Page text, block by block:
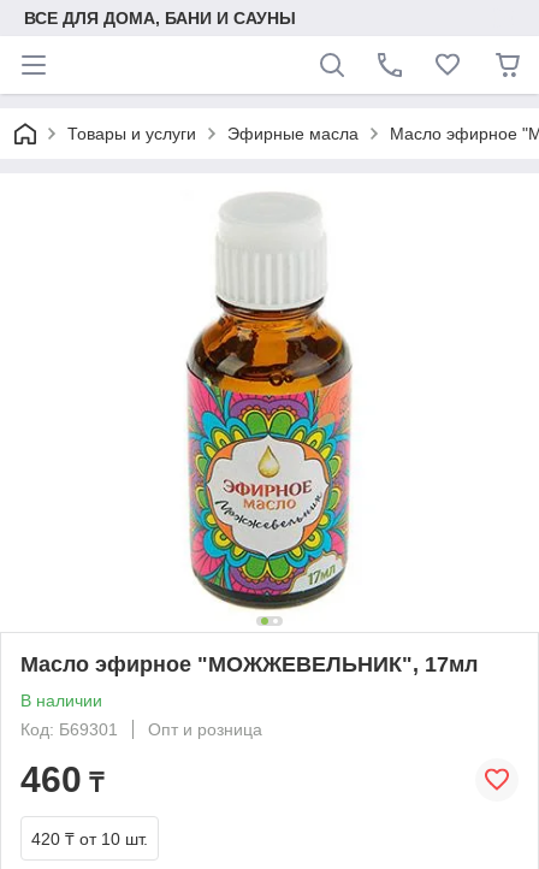
ВСЕ ДЛЯ ДОМА, БАНИ И САУНЫ
Товары и услуги Эфирные масла Масло эфирное
Масло эфирное "МОЖЖЕВЕЛЬНИК", 17мл
В наличии
Код: Б69301
Опт и розница
460 ₸
420 ₸ от 10 шт.